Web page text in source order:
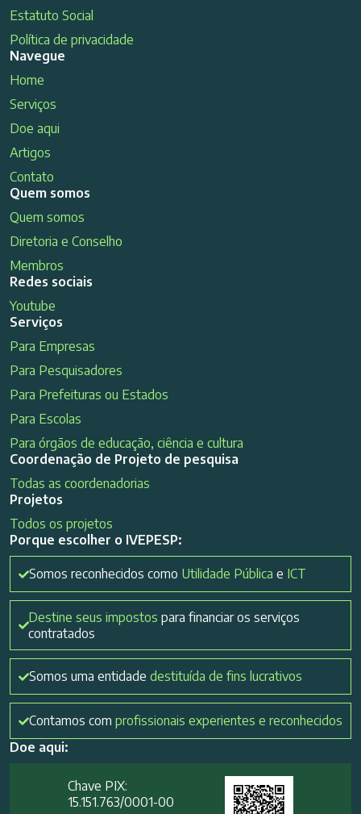
Estatuto Social
Política de privacidade
Navegue
Home
Serviços
Doe aqui
Artigos
Contato
Quem somos
Quem somos
Diretoria e Conselho
Membros
Redes sociais
Youtube
Serviços
Para Empresas
Para Pesquisadores
Para Prefeituras ou Estados
Para Escolas
Para órgãos de educação, ciência e cultura
Coordenação de Projeto de pesquisa
Todas as coordenadorias
Projetos
Todos os projetos
Porque escolher o IVEPESP:
Somos reconhecidos como Utilidade Pública e ICT
Destine seus impostos para financiar os serviços
contratados
Somos uma entidade destituída de fins lucrativos
Contamos com profissionais experientes e reconhecidos
Doe aqui:
Chave PIX:
15.151.763/0001-00​